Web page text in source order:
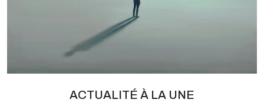
ACTUALITÉ À LA UNE